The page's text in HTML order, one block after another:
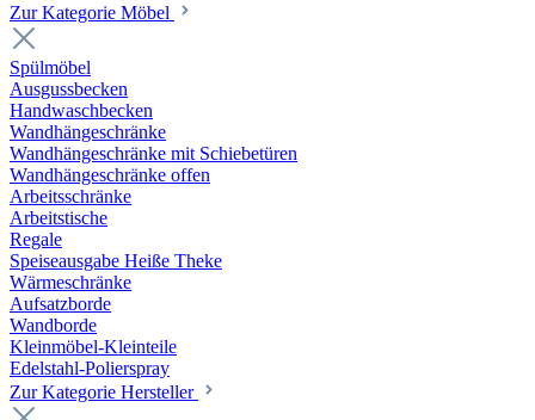
Zur Kategorie Möbel
Spülmöbel
Ausgussbecken
Handwaschbecken
Wandhängeschränke
Wandhängeschränke mit Schiebetüren
Wandhängeschränke offen
Arbeitsschränke
Arbeitstische
Regale
Speiseausgabe Heiße Theke
Wärmeschränke
Aufsatzborde
Wandborde
Kleinmöbel-Kleinteile
Edelstahl-Polierspray
Zur Kategorie Hersteller